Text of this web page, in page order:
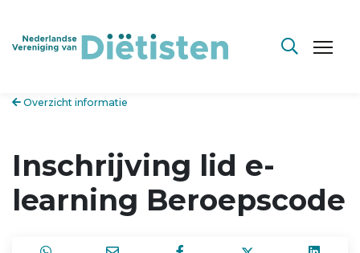
Overzicht informatie
Inschrijving lid e-
learning Beroepscode